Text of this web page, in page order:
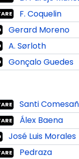
F. Coquelin
Gerard Moreno
A. Sørloth
Gonçalo Guedes
Santi
Álex Baena
José Luis Morales
Pedraza